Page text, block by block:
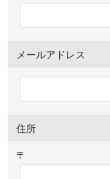
メールアドレス
住所
〒